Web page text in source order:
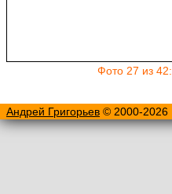
Фото 27 из 42:
Андрей Григорьев © 2000-2026